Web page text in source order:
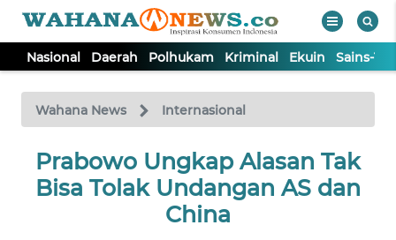
Nasional Daerah Polhukam Kriminal Ekuin Sains-
Wahana News Internasional
Prabowo Ungkap Alasan Tak
Bisa Tolak Undangan AS dan
China
TV
Tutup
NASIONAL